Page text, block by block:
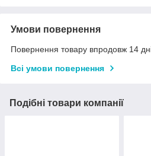
Умови повернення
Повернення товару впродовж 14
Всі умови повернення
Подібні товари компанії